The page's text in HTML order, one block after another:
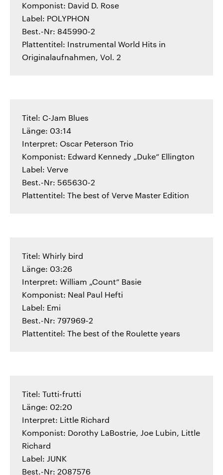
Komponist: David D. Rose
Label: POLYPHON
Best.-Nr: 845990-2
Plattentitel: Instrumental World Hits in
Originalaufnahmen, Vol. 2
Titel: C-Jam Blues
Länge: 03:14
Interpret: Oscar Peterson Trio
Komponist: Edward Kennedy „Duke“ Ellington
Label: Verve
Best.-Nr: 565630-2
Plattentitel: The best of Verve Master Edition
Titel: Whirly bird
Länge: 03:26
Interpret: William „Count“ Basie
Komponist: Neal Paul Hefti
Label: Emi
Best.-Nr: 797969-2
Plattentitel: The best of the Roulette years
Titel: Tutti-frutti
Länge: 02:20
Interpret: Little Richard
Komponist: Dorothy LaBostrie, Joe Lubin, Little
Richard
Label: JUNK
Best.-Nr: 2087576